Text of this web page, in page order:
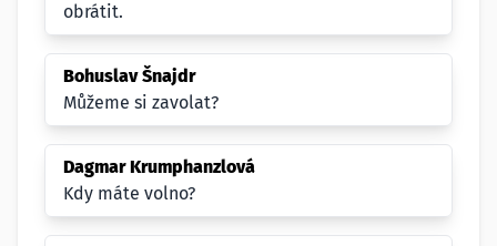
obrátit.
Bohuslav Šnajdr
Můžeme si zavolat?
Dagmar Krumphanzlová
Kdy máte volno?